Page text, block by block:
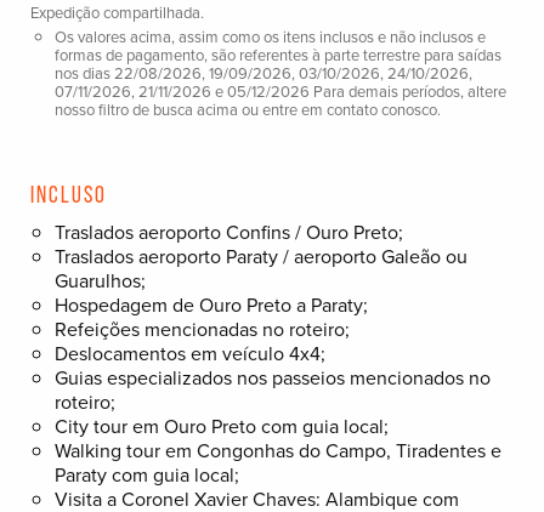
Expedição compartilhada.
Os valores acima, assim como os itens inclusos e não inclusos e
formas de pagamento, são referentes à parte terrestre para saídas
nos dias 22/08/2026, 19/09/2026, 03/10/2026, 24/10/2026,
07/11/2026, 21/11/2026 e 05/12/2026 Para demais períodos, altere
nosso filtro de busca acima ou entre em contato conosco.
Incluso
Traslados aeroporto Confins / Ouro Preto;
Traslados aeroporto Paraty / aeroporto Galeão ou
Guarulhos;
Hospedagem de Ouro Preto a Paraty;
Refeições mencionadas no roteiro;
Deslocamentos em veículo 4x4;
Guias especializados nos passeios mencionados no
roteiro;
City tour em Ouro Preto com guia local;
Walking tour em Congonhas do Campo, Tiradentes e
Paraty com guia local;
Visita a Coronel Xavier Chaves: Alambique com